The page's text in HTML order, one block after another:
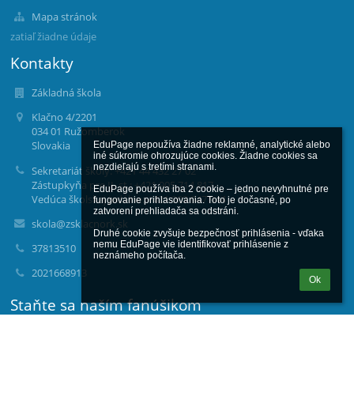
EduPage nepoužíva žiadne reklamné, analytické alebo
iné súkromie ohrozujúce cookies. Žiadne cookies sa
nezdieľajú s tretími stranami.
EduPage používa iba 2 cookie – jedno nevyhnutné pre
fungovanie prihlasovania. Toto je dočasné, po
zatvorení prehliadača sa odstráni.
Druhé cookie zvyšuje bezpečnosť prihlásenia - vďaka
nemu EduPage vie identifikovať prihlásenie z
neznámeho počítača.
Ok
Mapa stránok
zatiaľ žiadne údaje
Kontakty
Základná škola
Klačno 4/2201
034 01 Ružomberok
Slovakia
Sekretariát školy: +421 44 432 27 02
Zástupkyňa pre II. st.: +421 905 714 817
Vedúca školskej jedálne: +421 903 947 944
skola@zsklacnork.sk
37813510
2021668913
Staňte sa naším fanúšikom